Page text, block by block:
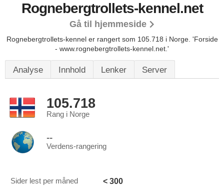
Rognebergtrollets-kennel.net
Gå til hjemmeside
Rognebergtrollets-kennel er rangert som 105.718 i Norge. 'Forside
- www.rognebergtrollets-kennel.net.'
Analyse Innhold Lenker Server
105.718
Rang i Norge
--
Verdens-rangering
Sider lest per måned < 300